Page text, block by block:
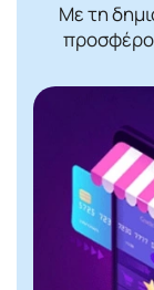
Με τη